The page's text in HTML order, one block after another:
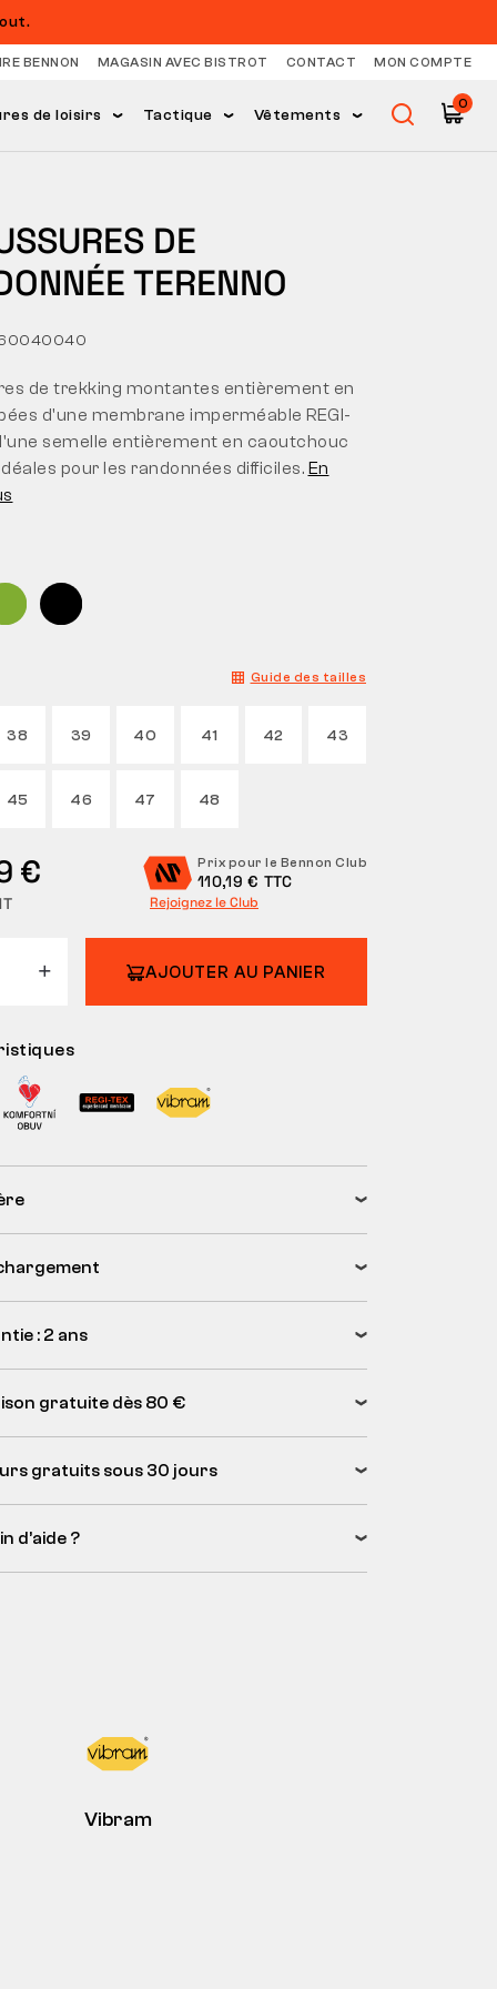
BENNON MAGASIN AVEC BISTROT CONTACT MON COMPTE
de loisirs Tactique Vêtements
0
DE
TERENNO
Guide des tailles
38 39 40 41 42 43
45 46 47 48
€ Prix pour le Bennon Club
110,19 € TTC
Rejoignez le Club
AJOUTER AU PANIER
de trekking montantes entièrement en
d'une membrane imperméable REGI-
semelle entièrement en caoutchouc
pour les randonnées difficiles. En
: 2 ans
gratuite dès 80 €
gratuits sous 30 jours
d’aide ?
Vibram